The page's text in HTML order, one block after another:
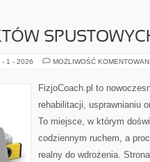
- 1 - 2026 MOŻLIWOŚĆ
FizjoCoach.pl to
rehabilitacji, usprawnianiu
To miejsce, w którym
codziennym ruchem, a
realny do wdrożenia.